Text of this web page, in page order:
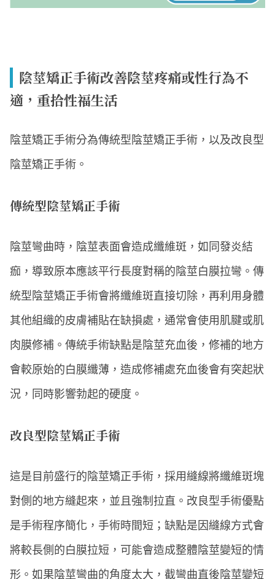
陰莖矯正手術改善陰莖疼痛或性行為不
適，重拾性福生活
陰莖矯正手術分為傳統型陰莖矯正手術，以及改良型
陰莖矯正手術。
傳統型陰莖矯正手術
陰莖彎曲時，陰莖表面會造成纖維斑，如同發炎結
痂，導致原本應該平行長度對稱的陰莖白膜拉彎。傳
統型陰莖矯正手術會將纖維斑直接切除，再利用身體
其他組織的皮膚補貼在缺損處，通常會使用肌腱或肌
肉膜修補。傳統手術缺點是陰莖充血後，修補的地方
會較原始的白膜纖薄，造成修補處充血後會有突起狀
況，同時影響勃起的硬度。
改良型陰莖矯正手術
這是目前盛行的陰莖矯正手術，採用縫線將纖維斑塊
對側的地方縫起來，並且強制拉直。改良型手術優點
是手術程序簡化，手術時間短；缺點是因縫線方式會
將較長側的白膜拉短，可能會造成整體陰莖變短的情
形。如果陰莖彎曲的角度太大，截彎曲直後陰莖變短